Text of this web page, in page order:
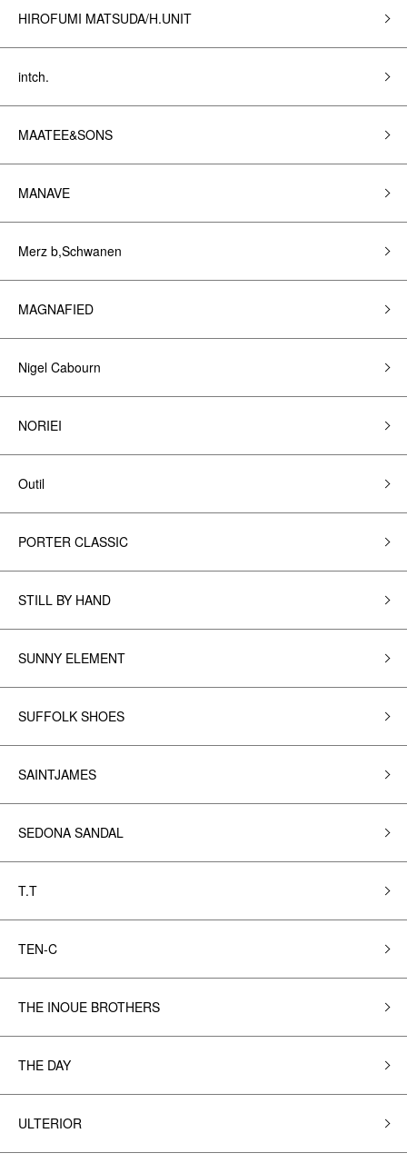
HIROFUMI MATSUDA/H.UNIT
intch.
MAATEE&SONS
MANAVE
Merz b,Schwanen
MAGNAFIED
Nigel Cabourn
NORIEI
Outil
PORTER CLASSIC
STILL BY HAND
SUNNY ELEMENT
SUFFOLK SHOES
SAINTJAMES
SEDONA SANDAL
T.T
TEN-C
THE INOUE BROTHERS
THE DAY
ULTERIOR